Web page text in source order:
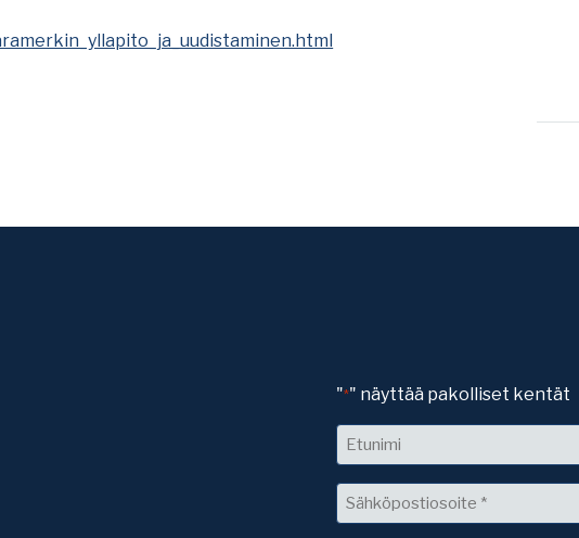
"*" näyttää pakolliset kentät
Nimi
Etunimi
Sähköposti
*